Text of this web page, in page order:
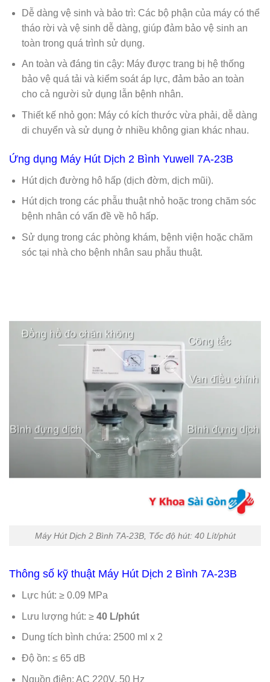
Dễ dàng vệ sinh và bảo trì: Các bộ phận của máy có thể
tháo rời và vệ sinh dễ dàng, giúp đảm bảo vệ sinh an
toàn trong quá trình sử dụng.
An toàn và đáng tin cậy: Máy được trang bị hệ thống
bảo vệ quá tải và kiểm soát áp lực, đảm bảo an toàn
cho cả người sử dụng lẫn bệnh nhân.
Thiết kế nhỏ gọn: Máy có kích thước vừa phải, dễ dàng
di chuyển và sử dụng ở nhiều không gian khác nhau.
Ứng dụng Máy Hút Dịch 2 Bình Yuwell 7A-23B
Hút dịch đường hô hấp (dịch đờm, dịch mũi).
Hút dịch trong các phẫu thuật nhỏ hoặc trong chăm sóc
bệnh nhân có vấn đề về hô hấp.
Sử dụng trong các phòng khám, bệnh viện hoặc chăm
sóc tại nhà cho bệnh nhân sau phẫu thuật.
Máy Hút Dịch 2 Bình 7A-23B, Tốc độ hút: 40 Lít/phút
Thông số kỹ thuật Máy Hút Dịch 2 Bình 7A-23B
Lực hút: ≥ 0.09 MPa
Lưu lượng hút: ≥ 40 L/phút
Dung tích bình chứa: 2500 ml x 2
Độ ồn: ≤ 65 dB
Nguồn điện: AC 220V, 50 Hz